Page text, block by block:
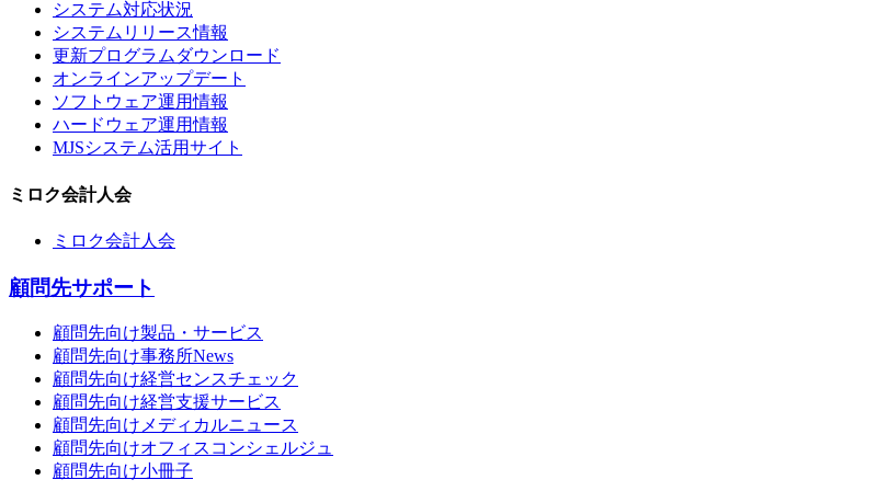
システム対応状況
システムリリース情報
更新プログラムダウンロード
オンラインアップデート
ソフトウェア運用情報
ハードウェア運用情報
MJSシステム活用サイト
ミロク会計人会
ミロク会計人会
顧問先サポート
顧問先向け製品・サービス
顧問先向け事務所News
顧問先向け経営センスチェック
顧問先向け経営支援サービス
顧問先向けメディカルニュース
顧問先向けオフィスコンシェルジュ
顧問先向け小冊子